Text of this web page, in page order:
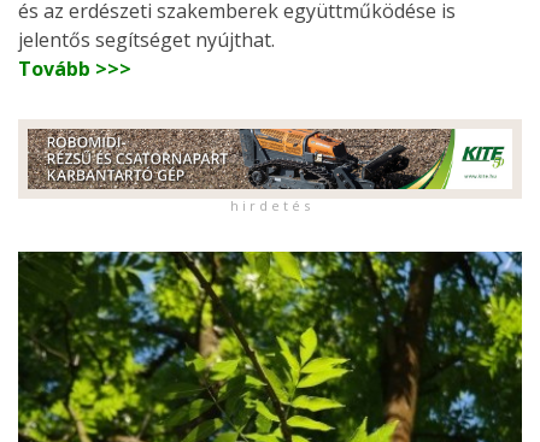
és az erdészeti szakemberek együttműködése is
jelentős segítséget nyújthat.
Tovább >>>
h i r d e t é s